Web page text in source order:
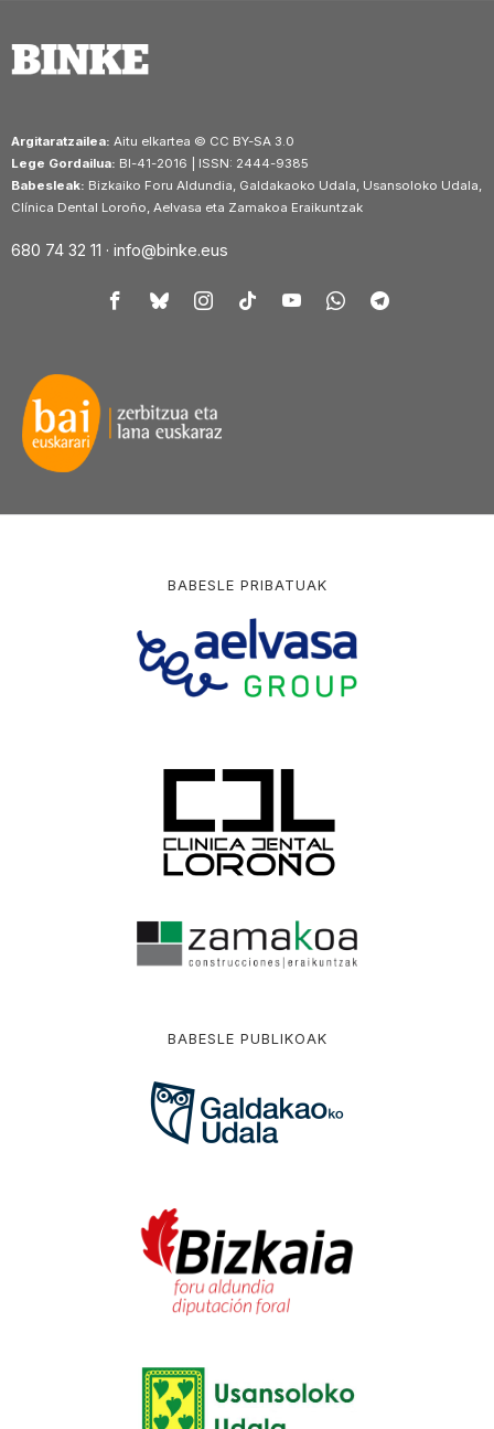
Argitaratzailea: Aitu elkartea © CC BY-SA 3.0
Lege Gordailua: BI-41-2016 | ISSN: 2444-9385
Babesleak: Bizkaiko Foru Aldundia, Galdakaoko Udala, Usansoloko Udala,
Clínica Dental Loroño, Aelvasa eta Zamakoa Eraikuntzak
680 74 32 11 · info@binke.eus
BABESLE PRIBATUAK
BABESLE PUBLIKOAK